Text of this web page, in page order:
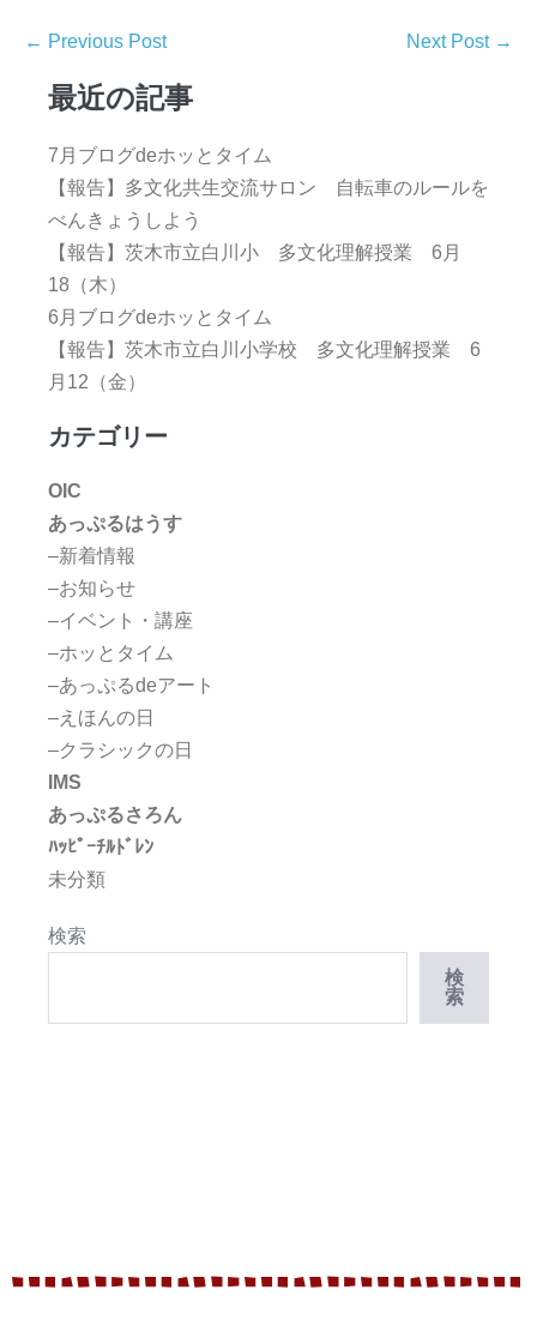
← Previous Post Next Post →
最近の記事
7月ブログdeホッとタイム
【報告】多文化共生交流サロン 自転車のルールを
べんきょうしよう
【報告】茨木市立白川小 多文化理解授業 6月
18（木）
6月ブログdeホッとタイム
【報告】茨木市立白川小学校 多文化理解授業 6
月12（金）
カテゴリー
OIC
あっぷるはうす
–新着情報
–お知らせ
–イベント・講座
–ホッとタイム
–あっぷるdeアート
–えほんの日
–クラシックの日
IMS
あっぷるさろん
ﾊｯﾋﾟｰﾁﾙﾄﾞﾚﾝ
未分類
検索
検
索